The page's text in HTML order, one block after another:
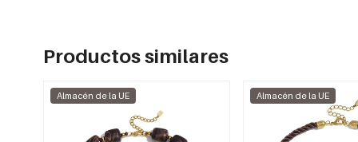
Productos similares
Almacén de la UE Almacén de la UE